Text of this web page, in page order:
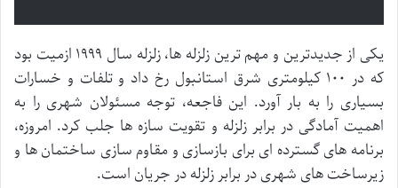
یکی از جدیدترین و مهم ترین زلزله ها، زلزله سال ۱۹۹۹ ازمیت بود
که در ۱۰۰ کیلومتری شرق استانبول رخ داد و تلفات و خسارات
بسیاری را به بار آورد. این فاجعه، توجه مسئولان شهری را به
اهمیت آمادگی در برابر زلزله و تقویت سازه ها جلب کرد. امروزه،
برنامه های گسترده ای برای بازسازی و مقاوم سازی ساختمان ها و
زیرساخت های شهری در برابر زلزله در جریان است.